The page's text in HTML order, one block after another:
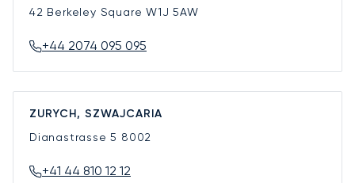
42 Berkeley SquareW1J 5AW
+44 2074 095 095
ZURYCH, SZWAJCARIA
Dianastrasse 5 8002
+41 44 810 12 12